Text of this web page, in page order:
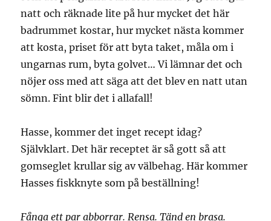
natt och räknade lite på hur mycket det här
badrummet kostar, hur mycket nästa kommer
att kosta, priset för att byta taket, måla om i
ungarnas rum, byta golvet… Vi lämnar det och
nöjer oss med att säga att det blev en natt utan
sömn. Fint blir det i allafall!
Hasse, kommer det inget recept idag?
Självklart. Det här receptet är så gott så att
gomseglet krullar sig av välbehag. Här kommer
Hasses fiskknyte som på beställning!
Fånga ett par abborrar. Rensa. Tänd en brasa.